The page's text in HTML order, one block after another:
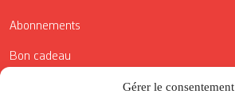
Gérer le consentement
Abonnements
Bon cadeau
Conditions générales de vente